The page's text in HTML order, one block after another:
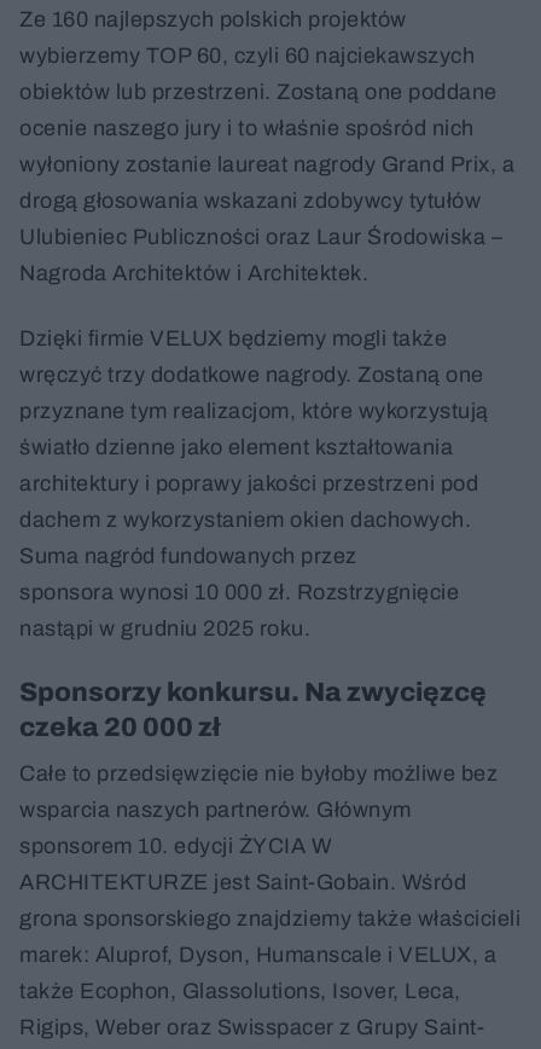
Ze 160 najlepszych polskich projektów
wybierzemy TOP 60, czyli 60 najciekawszych
obiektów lub przestrzeni. Zostaną one poddane
ocenie naszego jury i to właśnie spośród nich
wyłoniony zostanie laureat nagrody Grand Prix, a
drogą głosowania wskazani zdobywcy tytułów
Ulubieniec Publiczności oraz Laur Środowiska –
Nagroda Architektów i Architektek.
Dzięki firmie VELUX będziemy mogli także
wręczyć trzy dodatkowe nagrody. Zostaną one
przyznane tym realizacjom, które wykorzystują
światło dzienne jako element kształtowania
architektury i poprawy jakości przestrzeni pod
dachem z wykorzystaniem okien dachowych.
Suma nagród fundowanych przez
sponsora wynosi 10 000 zł. Rozstrzygnięcie
nastąpi w grudniu 2025 roku.
Sponsorzy konkursu. Na zwycięzcę
czeka 20 000 zł
Całe to przedsięwzięcie nie byłoby możliwe bez
wsparcia naszych partnerów. Głównym
sponsorem 10. edycji ŻYCIA W
ARCHITEKTURZE jest Saint-Gobain. Wśród
grona sponsorskiego znajdziemy także właścicieli
marek: Aluprof, Dyson, Humanscale i VELUX, a
także Ecophon, Glassolutions, Isover, Leca,
Rigips, Weber oraz Swisspacer z Grupy Saint-